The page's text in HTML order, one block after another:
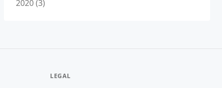
2020 (3)
LEGAL